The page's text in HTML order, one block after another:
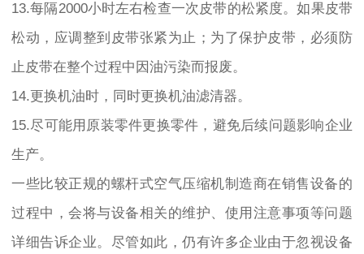
13.每隔2000小时左右检查一次皮带的松紧度。如果皮带
松动，应调整到皮带张紧为止；为了保护皮带，必须防
止皮带在整个过程中因油污染而报废。
14.更换机油时，同时更换机油滤清器。
15.尽可能用原装零件更换零件，避免后续问题影响企业
生产。
一些比较正规的螺杆式空气压缩机制造商在销售设备的
过程中，会将与设备相关的维护、使用注意事项等问题
详细告诉企业。尽管如此，仍有许多企业由于忽视设备